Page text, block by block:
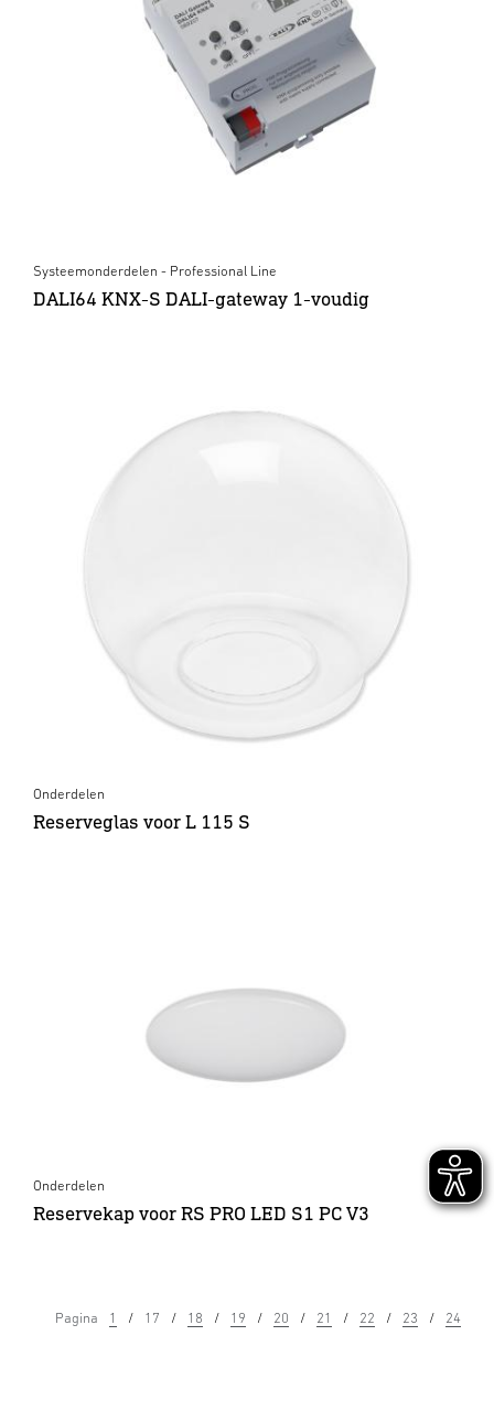
Systeemonderdelen - Professional Line
DALI64 KNX-S DALI-gateway 1-voudig
Onderdelen
Reserveglas voor L 115 S
Onderdelen
Reservekap voor RS PRO LED S1 PC V3
Pagina 1 17 18 19 20 21 22 23 24